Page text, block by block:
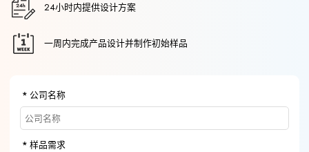
24小时内提供设计方案
一周内完成产品设计并制作初始样品
公司名称
样品需求